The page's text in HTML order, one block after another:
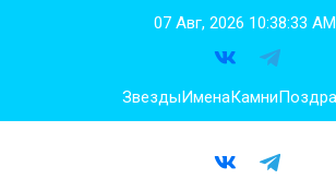
07 Авг, 2026 10:38:34 AM
ЗвездыИменаКамни